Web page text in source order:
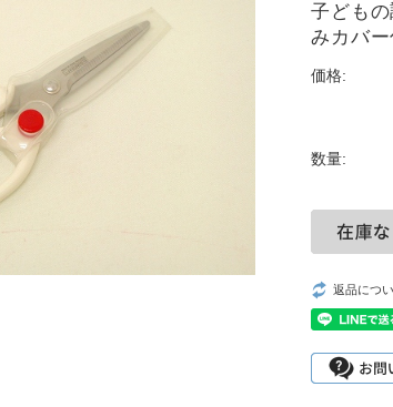
子ども
みカバ
価格:
数量:
返品につ